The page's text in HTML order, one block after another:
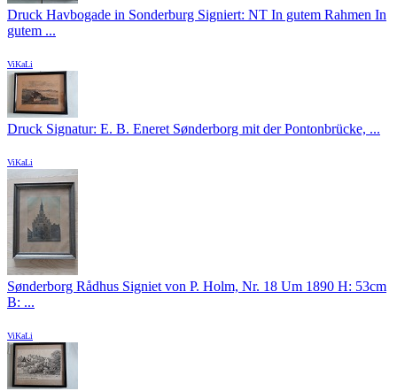
Druck Havbogade in Sonderburg Signiert: NT In gutem Rahmen In
gutem ...
ViKaLi
Druck Signatur: E. B. Eneret Sønderborg mit der Pontonbrücke, ...
ViKaLi
Sønderborg Rådhus Signiet von P. Holm, Nr. 18 Um 1890 H: 53cm
B: ...
ViKaLi